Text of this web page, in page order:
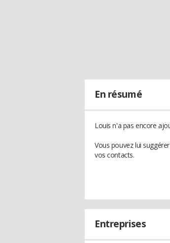
En résumé
Louis n'a pas encore
Vous pouvez lui
vos contacts.
Entreprises